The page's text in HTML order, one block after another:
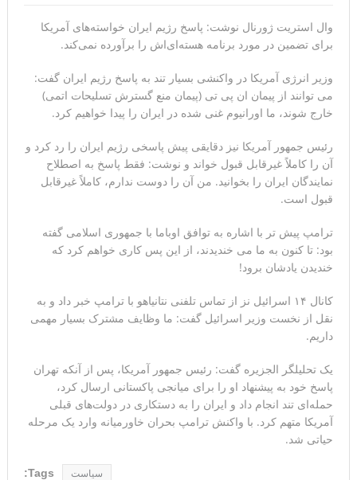
بازگشت دو ناو هواپیمابر
بهبود یافته است
دیپلمات حکومتی: ترامپ می‌خواهد یک بار برای همیشه نسخه ما
را بپیچد+تحلیل
ترامپ: این آخرین فرصت برای حکومت ایران است، امیدوارم
حمله احتمالی آمریکا چه شکلی خواهد بود؟ آماده‌باش کامل در
شمال غرب ایران
ترامپ: رهبری حکومت ایران فریبکار و دورویی عجیبی از خود
نشان می‌دهد
وال استریت ژورنال نوشت: پاسخ رژیم ایران خواسته‌های آمریکا
برای تضمین در مورد برنامه هسته‌ای‌اش را برآورده نمی‌کند.
وزیر انرژی آمریکا در واکنشی بسیار تند به پاسخ رژیم ایران گفت:
می توانند از پیمان ان پی تی (پیمان منع گسترش تسلیحات اتمی)
خارج شوند، ما اورانیوم غنی شده در ایران را پیدا خواهیم کرد.
رئیس جمهور آمریکا نیز دقایقی پیش پاسخی رژیم ایران را رد کرد و
آن را کاملاً غیرقابل قبول خواند و نوشت: فقط پاسخ به اصطلاح
نمایندگان ایران را بخوانید. من آن را دوست ندارم، کاملاً غیرقابل
قبول است.
ترامپ پیش تر با اشاره به توافق اوباما با جمهوری اسلامی گفته
بود: تا کنون به ما می خندیدند، از این پس کاری خواهم کرد که
خندیدن یادشان برود!
کانال ۱۴ اسرائیل نز از تماس تلفنی نتانیاهو با ترامپ خبر داد و به
نقل از نخست وزیر اسرائیل گفت: ما وظایف مشترک بسیار مهمی
داریم.
یک تحلیلگر الجزیره گفت: رئیس جمهور آمریکا، پس از آنکه تهران
پاسخ خود به پیشنهاد او را برای میانجی پاکستانی ارسال کرد،
حمله‌ای تند انجام داد و ایران را به دستکاری در دولت‌های قبلی
آمریکا متهم کرد. با واکنش ترامپ بحران خاورمیانه وارد یک مرحله
حیاتی شد.
Tags: سیاست